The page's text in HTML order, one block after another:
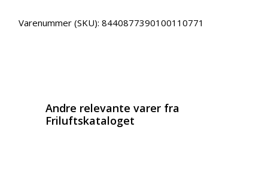
Varenummer (SKU):8440877390100110771
Andre relevante varer fra
Friluftskataloget